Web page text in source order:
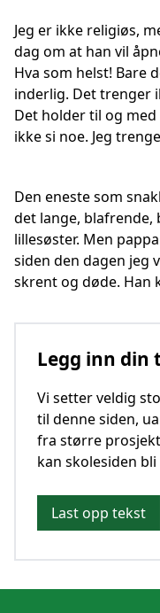
Jeg er ikke religiøs,
dag om at han vil
Hva som helst! Bare
inderlig. Det trenger
Det holder til og med
ikke si noe. Jeg
Den eneste som
det lange, blafrende,
lillesøster. Men
siden den dagen jeg
skrent og døde. Han
Legg inn din
Vi setter veldig
til denne siden,
fra større
kan skolesiden
Last opp tekst